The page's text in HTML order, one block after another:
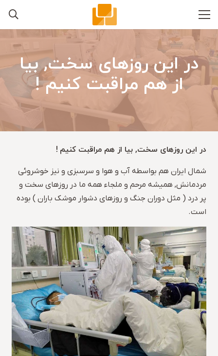
در این روزهای سخت, بیا
از هم مراقبت کنیم !
در این روزهای سخت, بیا از هم مراقبت کنیم !
شمال ایران هم بواسطه آب و هوا و سرسبزی و نیز خوشروئی
مردمانش, همیشه مرحم و ملجاء همه ما در روزهای سخت و
پر درد ( مثل دوران جنگ و روزهای دشوار موشک باران ) بوده
است.